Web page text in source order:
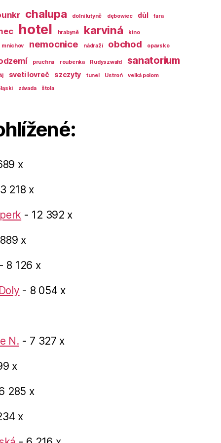
chalupa dolní lutyně dębowiec důl fara
hotel hrabyně karviná kino
mnichov nemocnice nádraží obchod opavsko
pruchna roubenka Rudyszwałd sanatorium
sveti lovreč szczyty tunel Ustroń
velká polom
závada štola
x
218 x
- 12 392 x
x
8 126 x
- 8 054 x
N. - 7 327 x
x
285 x
x